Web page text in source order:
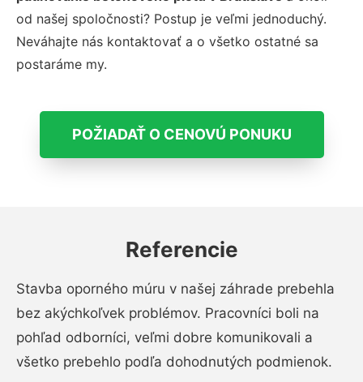
od našej spoločnosti? Postup je veľmi jednoduchý.
Neváhajte nás kontaktovať a o všetko ostatné sa
postaráme my.
POŽIADAŤ O CENOVÚ PONUKU
Referencie
Stavba oporného múru v našej záhrade prebehla
bez akýchkoľvek problémov. Pracovníci boli na
pohľad odborníci, veľmi dobre komunikovali a
všetko prebehlo podľa dohodnutých podmienok.